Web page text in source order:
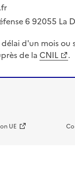
6 92055 La
d'un mois
de la CNIL .
UE